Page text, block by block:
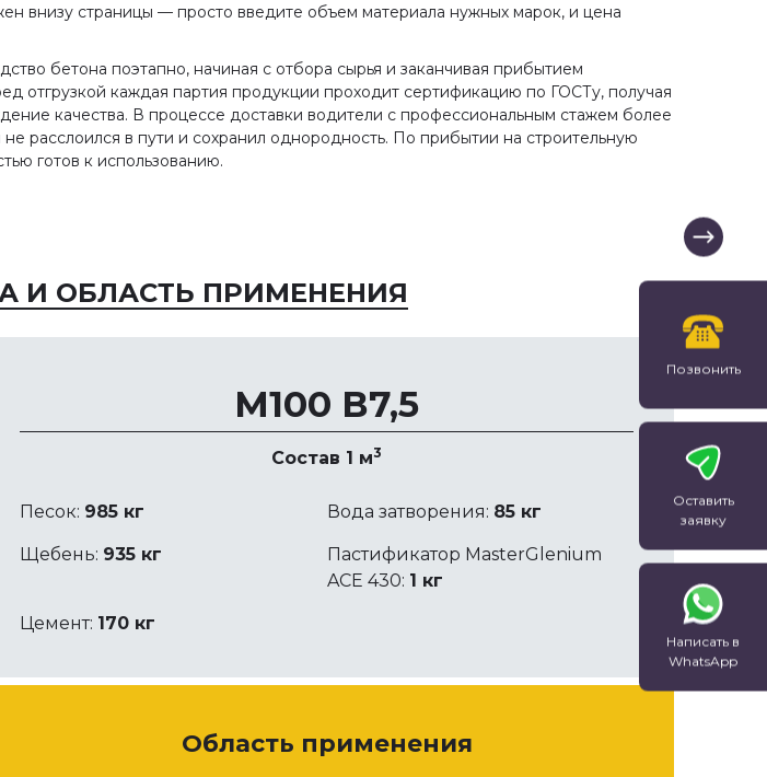
ГОСТ 25820-2014 Бетоны
легкие. Технические
условия
Настоящий стандарт
областях строительства и
изготовляемые на цементном
ГОСТ 12730.1-78 Бетоны.
Методы определения
плотности
нормированном влажностном
состоянии: сухом, воздушно-
Содержание
пескобетона
сегодня
тем, чтобы
внизу страницы — просто введите объем материала нужных марок, и цена
бетона поэтапно, начиная с отбора сырья и заканчивая прибытием
отгрузкой каждая партия продукции проходит сертификацию по ГОСТу, получая
качества. В процессе доставки водители с профессиональным стажем более
не расслоился в пути и сохранил однородность. По прибытии на строительную
готов к использованию.
И ОБЛАСТЬ ПРИМЕНЕНИЯ
М100 В7,5
Состав 1 м3
Песок: 985 кг Вода затворения: 85 кг
Щебень: 935 кг
Пастификатор MasterGlenium
ACE 430: 1 кг
Цемент: 170 кг
Область применения
Позвонить
Оставить
заявку
Написать в
WhatsApp